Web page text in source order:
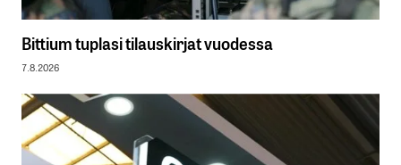
Bittium tuplasi tilauskirjat vuodessa
7.8.2026